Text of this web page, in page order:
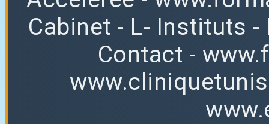
Cabinet - L- Instituts -
Contact -